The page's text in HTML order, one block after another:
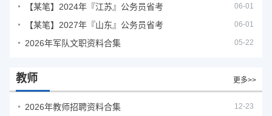
【某笔】2024年『江苏』公务员省考 06-01
【某笔】2027年『山东』公务员省考 06-01
2026年军队文职资料合集 05-22
教师 更多>>
2026年教师招聘资料合集 12-23